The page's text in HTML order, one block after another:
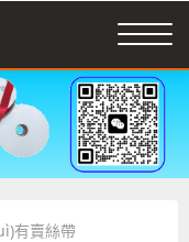
有賣絲帶